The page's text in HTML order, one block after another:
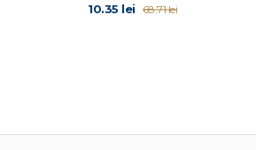
10.35 lei 68.71 lei